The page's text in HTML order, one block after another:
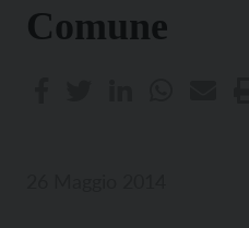
Comune